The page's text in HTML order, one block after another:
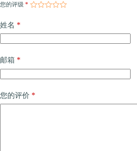
您的评级 *
姓名 *
邮箱 *
您的评价 *